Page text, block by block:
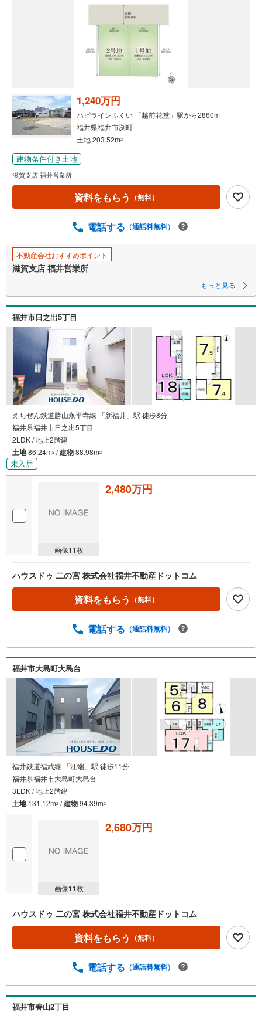
1,240万円
ハピラインふくい 「越前花堂」駅から2860m
福井県福井市渕町
土地 203.52m2
建物条件付き土地
滋賀支店 福井営業所
資料をもらう （無料）
電話する （通話料無料）
不動産会社おすすめポイント
滋賀支店 福井営業所
もっと見る
福井市日之出5丁目
えちぜん鉄道勝山永平寺線 「新福井」駅 徒歩8分
福井県福井市日之出5丁目
2LDK / 地上2階建
土地86.24m2 /建物88.98m2
未入居
画像11枚
2,480万円
ハウスドゥ 二の宮 株式会社福井不動産ドットコム
資料をもらう （無料）
電話する （通話料無料）
福井市大島町大島台
福井鉄道福武線 「江端」駅 徒歩11分
福井県福井市大島町大島台
3LDK / 地上2階建
土地131.12m2 /建物94.39m2
画像11枚
2,680万円
ハウスドゥ 二の宮 株式会社福井不動産ドットコム
資料をもらう （無料）
電話する （通話料無料）
福井市春山2丁目